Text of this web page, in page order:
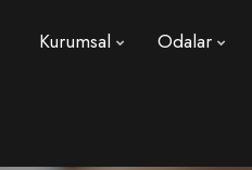
Kurumsal Odalar